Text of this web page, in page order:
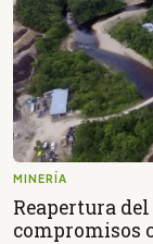
MINERÍA
Reapertura
compromisos